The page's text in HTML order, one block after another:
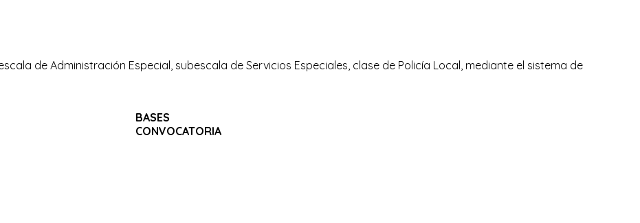
de Administración Especial, subescala de Servicios Especiales, clase de Policía Local, mediante el sistema de
BASES
CONVOCATORIA